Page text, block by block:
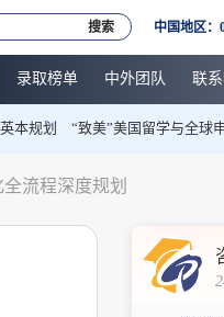
中国地区：
搜索
录取榜单 中外团队 联系
本规划 “致美”美国留学与全球
流程深度规划